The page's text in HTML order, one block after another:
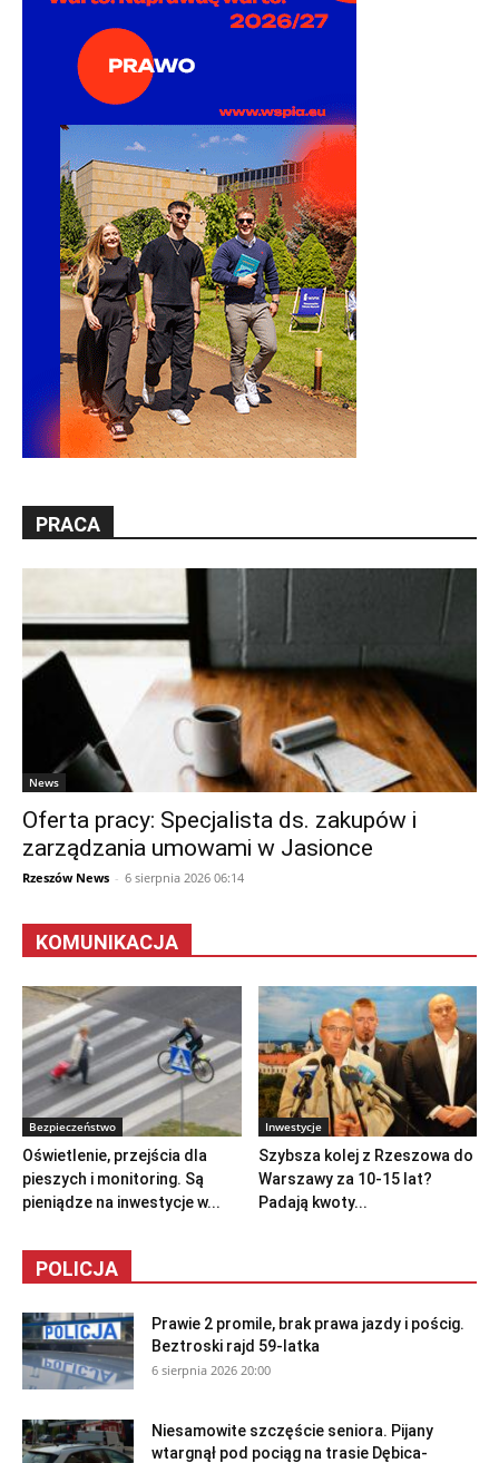
PRACA
News
Oferta pracy: Specjalista ds. zakupów i
zarządzania umowami w Jasionce
Rzeszów News - 6 sierpnia 2026 06:14
KOMUNIKACJA
Bezpieczeństwo
Oświetlenie, przejścia dla
pieszych i monitoring. Są
pieniądze na inwestycje w...
Inwestycje
Szybsza kolej z Rzeszowa do
Warszawy za 10-15 lat?
Padają kwoty...
POLICJA
Prawie 2 promile, brak prawa jazdy i pościg.
Beztroski rajd 59-latka
6 sierpnia 2026 20:00
Niesamowite szczęście seniora. Pijany
wtargnął pod pociąg na trasie Dębica-